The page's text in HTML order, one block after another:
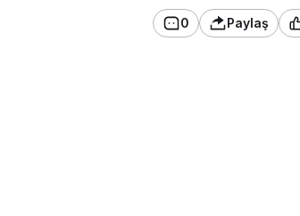
0 Paylaş